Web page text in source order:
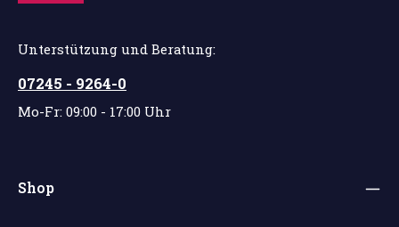
Unterstützung und Beratung:
07245 - 9264-0
Mo-Fr: 09:00 - 17:00 Uhr
Shop